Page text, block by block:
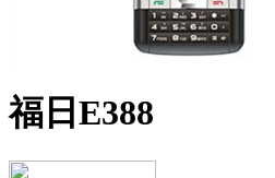
福日E388